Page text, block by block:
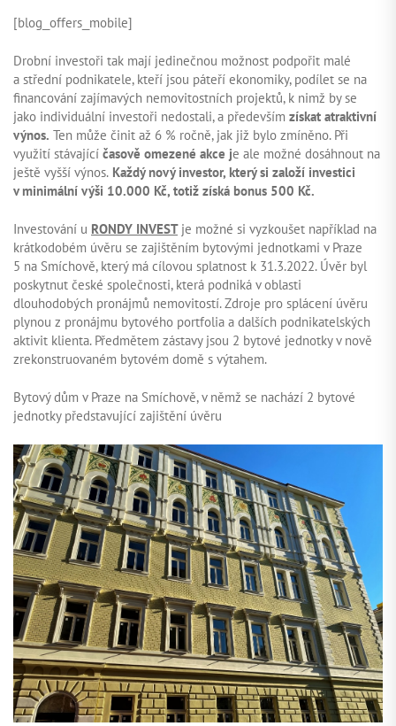
[blog_offers_mobile]
Drobní investoři tak mají jedinečnou možnost podpořit malé
a střední podnikatele, kteří jsou páteří ekonomiky, podílet se na
financování zajímavých nemovitostních projektů, k nimž by se
jako individuální investoři nedostali, a především získat atraktivní
výnos. Ten může činit až 6 % ročně, jak již bylo zmíněno. Při
využití stávající časově omezené akce je ale možné dosáhnout na
ještě vyšší výnos. Každý nový investor, který si založí investici
v minimální výši 10.000 Kč, totiž získá bonus 500 Kč.
Investování u RONDY INVEST je možné si vyzkoušet například na
krátkodobém úvěru se zajištěním bytovými jednotkami v Praze
5 na Smíchově, který má cílovou splatnost k 31.3.2022. Úvěr byl
poskytnut české společnosti, která podniká v oblasti
dlouhodobých pronájmů nemovitostí. Zdroje pro splácení úvěru
plynou z pronájmu bytového portfolia a dalších podnikatelských
aktivit klienta. Předmětem zástavy jsou 2 bytové jednotky v nově
zrekonstruovaném bytovém domě s výtahem.
Bytový dům v Praze na Smíchově, v němž se nachází 2 bytové
jednotky představující zajištění úvěru